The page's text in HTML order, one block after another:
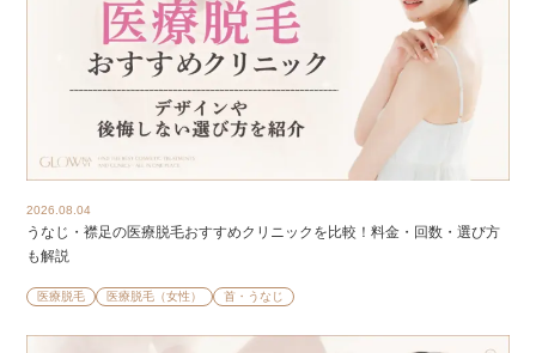
2026.08.04
うなじ・襟足の医療脱毛おすすめクリニックを比較！料金・回数・選び方
も解説
医療脱毛 医療脱毛（女性） 首・うなじ